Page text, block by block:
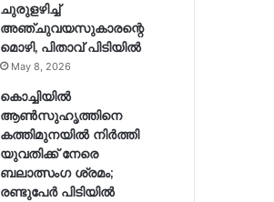
ചുരുളഴിച്ച്
അഞ്ചുവയസുകാരന്റെ
മൊഴി, പിതാവ് പിടിയിൽ
May 8, 2026
കൊച്ചിയിൽ
ആൺസുഹൃത്തിനെ
കത്തിമുനയിൽ നിർത്തി
യുവതിക്ക് നേരെ
ബലാത്സംഗ​ ശ്രമം;
രണ്ടുപേർ പിടിയിൽ